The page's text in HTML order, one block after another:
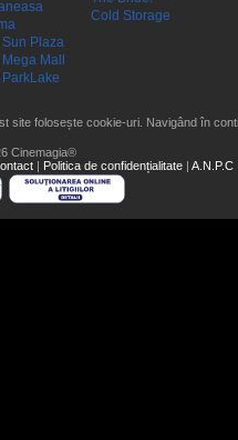
Plaza
Mall
Cold Storage
site folosește cookie-uri. Navigând în
Cinemagia®
| Politica de confidențialitate | A.N.P.C